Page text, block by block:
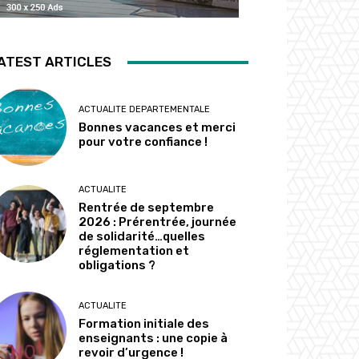
ARTICLES
ACTUALITE DEPARTEMENTALE
Bonnes vacances et merci
pour votre confiance !
ACTUALITE
Rentrée de septembre
2026 : Prérentrée, journée
de solidarité…quelles
réglementation et
obligations ?
ACTUALITE
Formation initiale des
enseignants : une copie à
revoir d’urgence !